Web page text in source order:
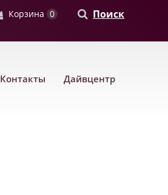
Корзина 0 Поиск
Контакты Дайвцентр